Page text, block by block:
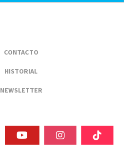
CONTACTO
HISTORIAL
NEWSLETTER